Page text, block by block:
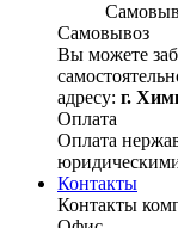
Самовывоз
Вы можете
адресу: г.
Оплата
Оплата
Контакты
Контакты